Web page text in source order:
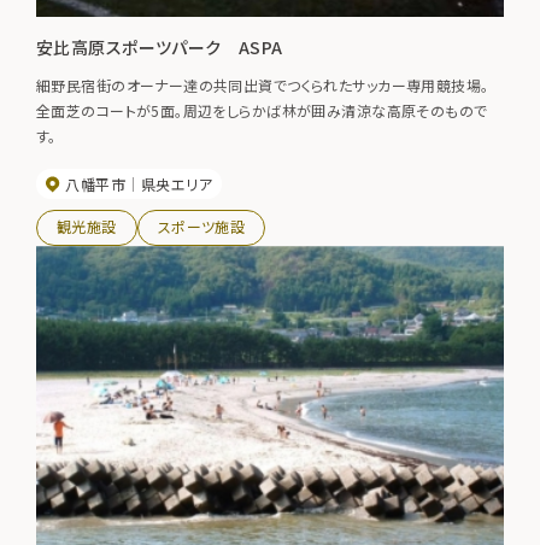
安比高原スポーツパーク ASPA
細野民宿街のオーナー達の共同出資でつくられたサッカー専用競技場。
全面芝のコートが5面。周辺をしらかば林が囲み清涼な高原そのもので
す。
八幡平市 県央エリア
観光施設 スポーツ施設